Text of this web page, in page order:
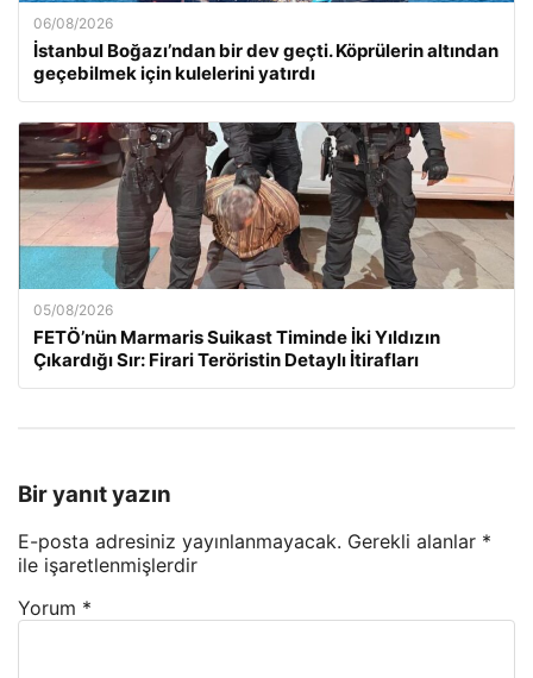
06/08/2026
İstanbul Boğazı’ndan bir dev geçti. Köprülerin altından
geçebilmek için kulelerini yatırdı
05/08/2026
FETÖ’nün Marmaris Suikast Timinde İki Yıldızın
Çıkardığı Sır: Firari Teröristin Detaylı İtirafları
Bir yanıt yazın
E-posta adresiniz yayınlanmayacak. Gerekli alanlar *
ile işaretlenmişlerdir
Yorum *